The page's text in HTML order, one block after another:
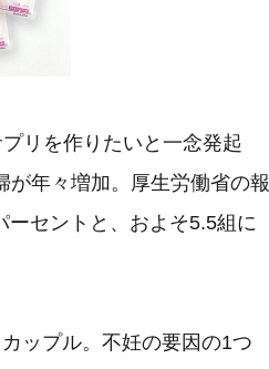
リを作りたいと一念発起
が年々増加。厚生労働省の報
セントと、およそ5.5組に
ップル。不妊の要因の1つ